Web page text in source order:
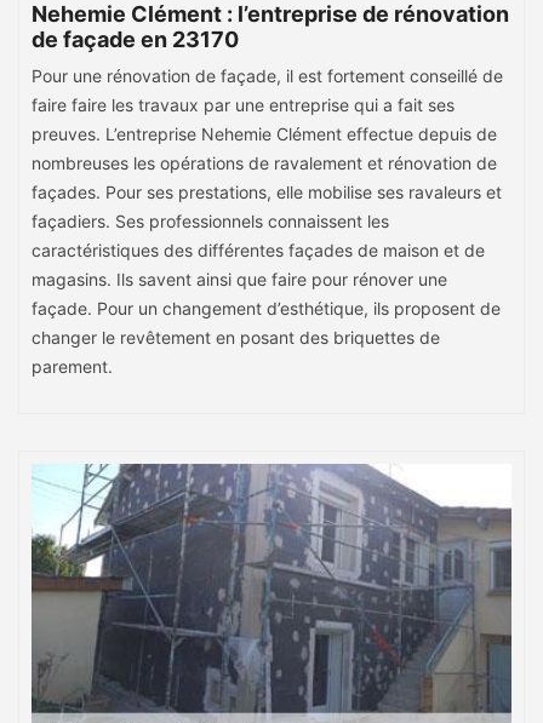
Nehemie Clément : l’entreprise de rénovation
de façade en 23170
Pour une rénovation de façade, il est fortement conseillé de
faire faire les travaux par une entreprise qui a fait ses
preuves. L’entreprise Nehemie Clément effectue depuis de
nombreuses les opérations de ravalement et rénovation de
façades. Pour ses prestations, elle mobilise ses ravaleurs et
façadiers. Ses professionnels connaissent les
caractéristiques des différentes façades de maison et de
magasins. Ils savent ainsi que faire pour rénover une
façade. Pour un changement d’esthétique, ils proposent de
changer le revêtement en posant des briquettes de
parement.